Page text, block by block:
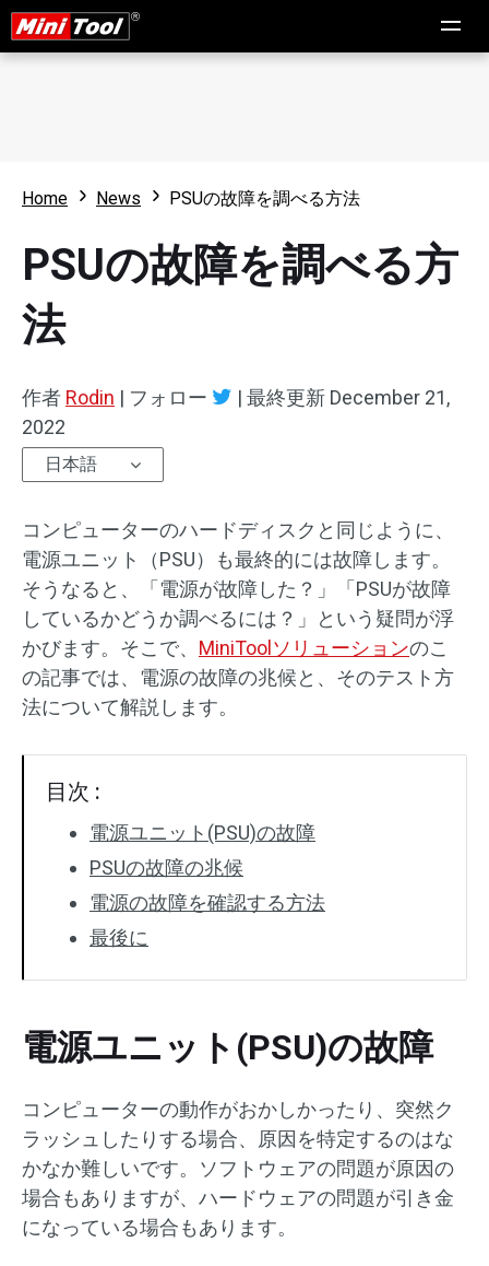
Home News PSUの故障を調べる方法
PSUの故障を調べる方
法
作者 Rodin | フォロー | 最終更新 December 21,
2022
日本語
コンピューターのハードディスクと同じように、
電源ユニット（PSU）も最終的には故障します。
そうなると、「電源が故障した？」「PSUが故障
しているかどうか調べるには？」という疑問が浮
かびます。そこで、 MiniToolソリューションのこ
の記事では、電源の故障の兆候と、そのテスト方
法について解説します。
目次 :
電源ユニット(PSU)の故障
PSUの故障の兆候
電源の故障を確認する方法
最後に
電源ユニット(PSU)の故障
コンピューターの動作がおかしかったり、突然ク
ラッシュしたりする場合、原因を特定するのはな
かなか難しいです。ソフトウェアの問題が原因の
場合もありますが、ハードウェアの問題が引き金
になっている場合もあります。